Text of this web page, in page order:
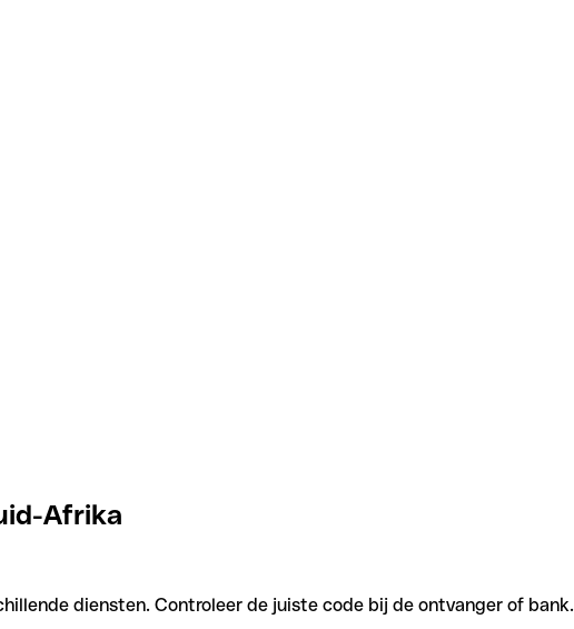
Afrika
diensten. Controleer de juiste code bij de ontvanger of bank.